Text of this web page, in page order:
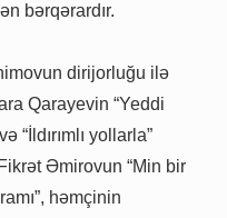
bərqərardır.
dirijorluğu ilə
Qarayevin “Yeddi
“İldırımlı yollarla”
Əmirovun “Min bir
həmçinin